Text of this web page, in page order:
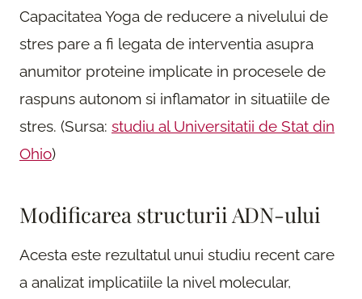
Capacitatea Yoga de reducere a nivelului de
stres pare a fi legata de interventia asupra
anumitor proteine implicate in procesele de
raspuns autonom si inflamator in situatiile de
stres. (Sursa: studiu al Universitatii de Stat din
Ohio)
Modificarea structurii ADN-ului
Acesta este rezultatul unui studiu recent care
a analizat implicatiile la nivel molecular,